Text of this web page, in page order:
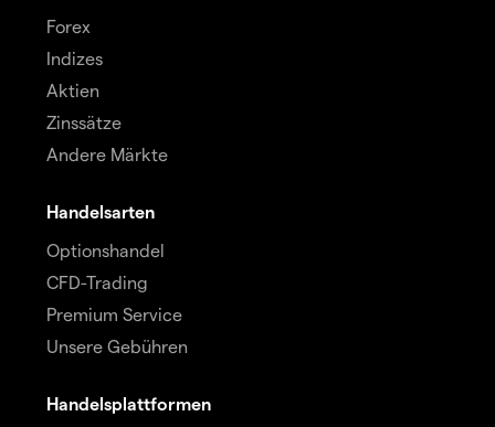
Forex
Indizes
Aktien
Zinssätze
Andere Märkte
Handelsarten
Optionshandel
CFD-Trading
Premium Service
Unsere Gebühren
Handelsplattformen